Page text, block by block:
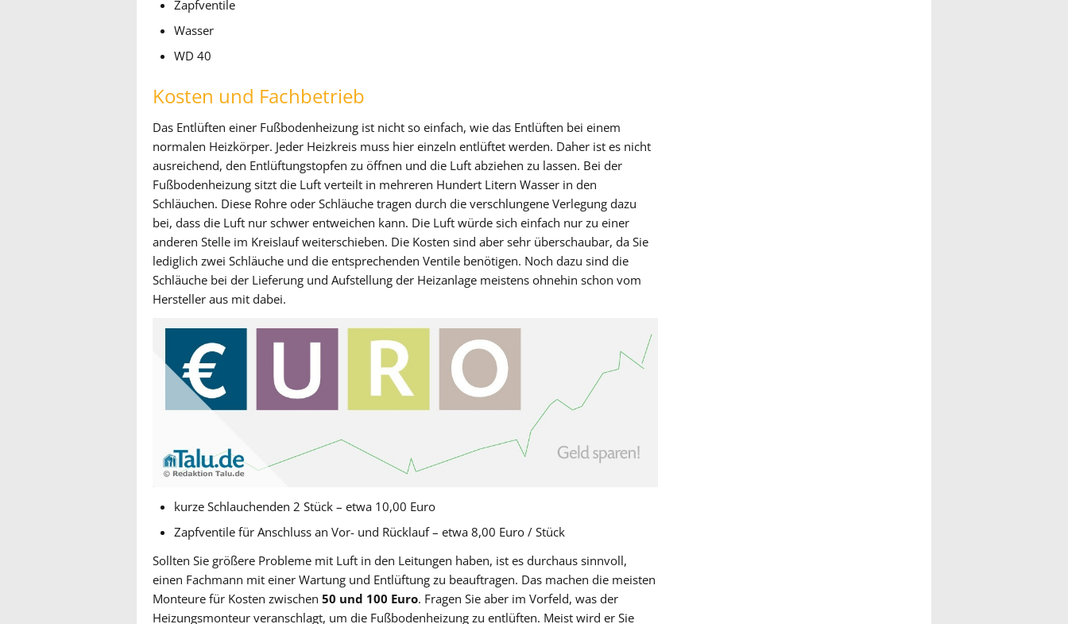
Zapfventile
Wasser
WD 40
Kosten und Fachbetrieb
Das Entlüften einer Fußbodenheizung ist nicht so einfach, wie das Entlüften bei einem
normalen Heizkörper. Jeder Heizkreis muss hier einzeln entlüftet werden. Daher ist es nicht
ausreichend, den Entlüftungstopfen zu öffnen und die Luft abziehen zu lassen. Bei der
Fußbodenheizung sitzt die Luft verteilt in mehreren Hundert Litern Wasser in den
Schläuchen. Diese Rohre oder Schläuche tragen durch die verschlungene Verlegung dazu
bei, dass die Luft nur schwer entweichen kann. Die Luft würde sich einfach nur zu einer
anderen Stelle im Kreislauf weiterschieben. Die Kosten sind aber sehr überschaubar, da Sie
lediglich zwei Schläuche und die entsprechenden Ventile benötigen. Noch dazu sind die
Schläuche bei der Lieferung und Aufstellung der Heizanlage meistens ohnehin schon vom
Hersteller aus mit dabei.
kurze Schlauchenden 2 Stück – etwa 10,00 Euro
Zapfventile für Anschluss an Vor- und Rücklauf – etwa 8,00 Euro / Stück
Sollten Sie größere Probleme mit Luft in den Leitungen haben, ist es durchaus sinnvoll,
einen Fachmann mit einer Wartung und Entlüftung zu beauftragen. Das machen die meisten
Monteure für Kosten zwischen 50 und 100 Euro. Fragen Sie aber im Vorfeld, was der
Heizungsmonteur veranschlagt, um die Fußbodenheizung zu entlüften. Meist wird er Sie